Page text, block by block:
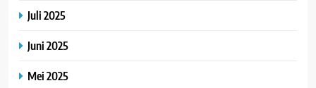
Juli 2025
Juni 2025
Mei 2025